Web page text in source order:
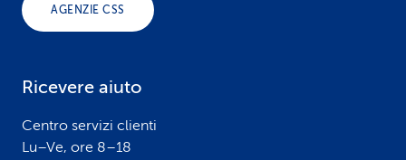
AGENZIE CSS
Ricevere aiuto
Centro servizi clienti
Lu–Ve, ore 8–18